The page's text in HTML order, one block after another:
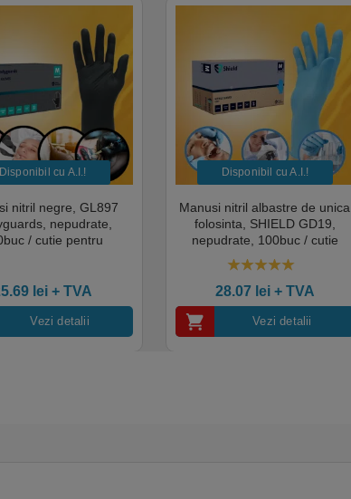
Disponibil cu A.I.​!
nitril negre, GL897
nepudrate,
/ cutie pentru
calitate premium
lei + TVA
Vezi detalii
Disponibil cu A.I.​!
Manusi nitril albastre de unica
folosinta, SHIELD GD19,
nepudrate, 100buc / cutie
pentru Medical, HoReCa,
saloane si domeniul industrial,
calitate premium
28.07 lei+ TVA
Vezi detalii